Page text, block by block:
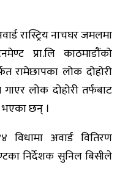
रास्ट्रिय नाचघर जमलमा
प्रा.लि काठमाडौंको
रामेछापका लोक दोहोरी
लोक दोहोरी तर्फबाट
भएका छन् ।
विधामा अवार्ड वितिरण
निर्देशक सुनिल बिसीले